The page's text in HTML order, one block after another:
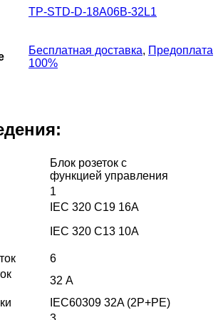
TP-STD-D-18A06B-32L1
Бесплатная доставка, Предоплата
100%
Блок розеток с
функцией управления
1
IEC 320 C19 16A
IEC 320 C13 10A
6
32 А
IEC60309 32A (2P+PE)